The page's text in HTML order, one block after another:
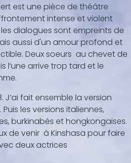
est une pièce de théâtre
intense et violent
dialogues sont empreints de
aussi d'un amour profond et
Deux soeurs au chevet de
l’une arrive trop tard et le
J’ai fait ensemble la version
les versions italiennes,
burkinabés et hongkongaises.
de venir à Kinshasa pour faire
deux actrices